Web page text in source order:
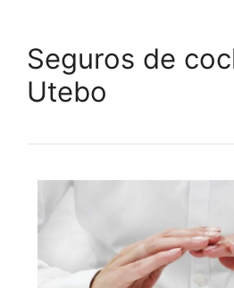
Seguros de
Utebo